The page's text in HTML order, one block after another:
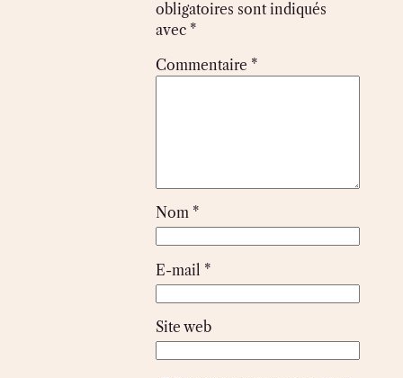
obligatoires sont indiqués
avec *
Commentaire *
Nom *
E-mail *
Site web